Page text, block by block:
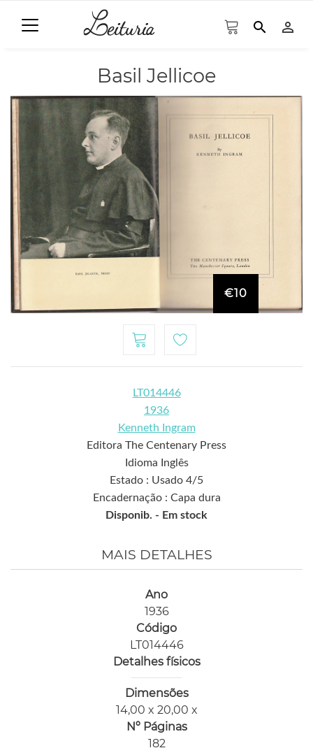
search person_outline
Basil Jellicoe
€10
LT014446
1936
Kenneth Ingram
Editora The Centenary Press
Idioma Inglês
Estado : Usado 4/5
Encadernação : Capa dura
Disponib. - Em stock
MAIS DETALHES
Ano
1936
Código
LT014446
Detalhes físicos
Dimensões
14,00 x 20,00 x
Nº Páginas
182